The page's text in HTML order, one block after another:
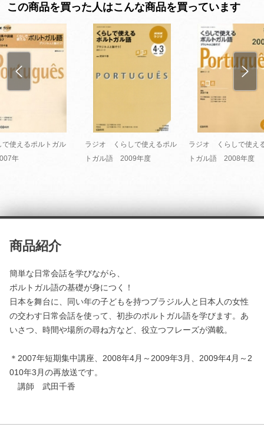
この商品を買った人はこんな商品を買っています
で使えるポルトガル
年
ラジオ くらしで使えるポル
トガル語 2009年度
ラジオ くらしで使え
トガル語 2008年度
商品紹介
簡単な日常会話を学びながら、
ポルトガル語の基礎が身につく！
日本を舞台に、同い年の子どもを持つブラジル人と日本人の女性
の交わす日常会話を使って、初歩のポルトガル語を学びます。あ
いさつ、時間や場所の尋ね方など、役立つフレーズが満載。
＊2007年短期集中講座、2008年4月～2009年3月、2009年4月～2
010年3月の再放送です。
講師 武田千香